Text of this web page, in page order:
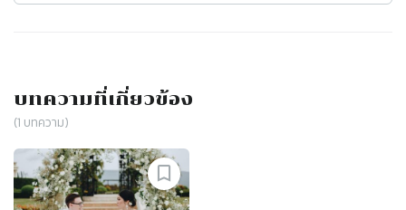
บทความที่เกี่ยวข้อง
(1 บทความ)